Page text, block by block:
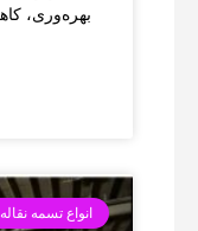
بهره‌وری،
انواع تسمه